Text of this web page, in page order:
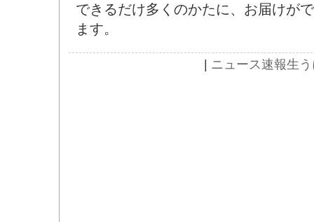
できるだけ多くのかたに、お届けが
ます。
| ニュース速報生